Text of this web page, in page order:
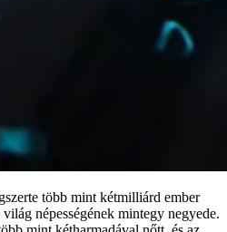
több mint kétmilliárd ember
népességének mintegy negyede.